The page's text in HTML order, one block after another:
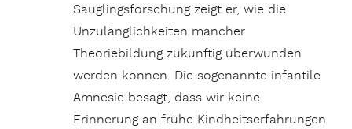
Säuglingsforschung zeigt er, wie die
Unzulänglichkeiten mancher
Theoriebildung zukünftig überwunden
werden können. Die sogenannte infantile
Amnesie besagt, dass wir keine
Erinnerung an frühe Kindheitserfahrungen